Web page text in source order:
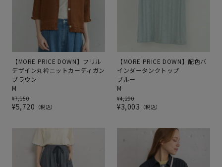
【MORE PRICE DOWN】フリル
デザイン丸衿ニットカーディガン
ブラウン
M
¥7,150
¥5,720 税込
【MORE PRICE DOWN】配色バ
インダータンクトップ
ブルー
M
¥4,290
¥3,003 税込